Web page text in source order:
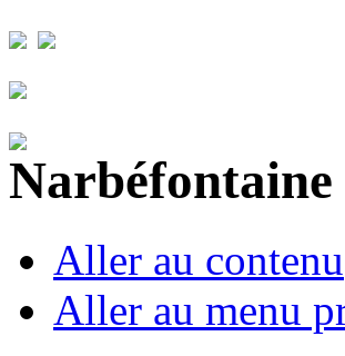
Aller au contenu
Aller au menu